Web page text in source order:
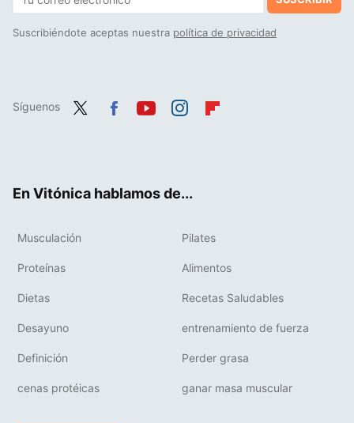
Suscribiéndote aceptas nuestra política de privacidad
Síguenos
En Vitónica hablamos de...
Musculación Pilates
Proteínas Alimentos
Dietas Recetas Saludables
Desayuno entrenamiento de fuerza
Definición Perder grasa
cenas protéicas ganar masa muscular